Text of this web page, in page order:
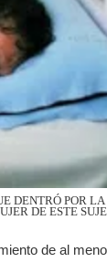
DENTRÓ POR
DE ESTE
de al